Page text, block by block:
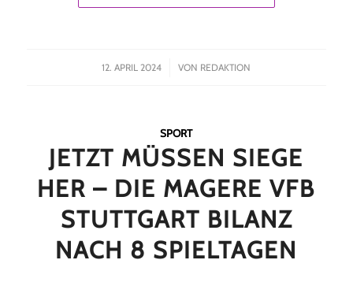
12. APRIL 2024
/ VON REDAKTION
SPORT
JETZT MÜSSEN SIEGE
HER – DIE MAGERE VFB
STUTTGART BILANZ
NACH 8 SPIELTAGEN